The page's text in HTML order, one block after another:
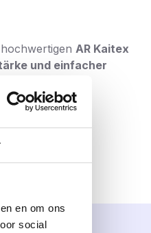
en om ons
social
AR Kaitex
und einfacher
Dies macht die
Pergolen,
Lebensdauer.
so das
Heimwerker Sicherheit.